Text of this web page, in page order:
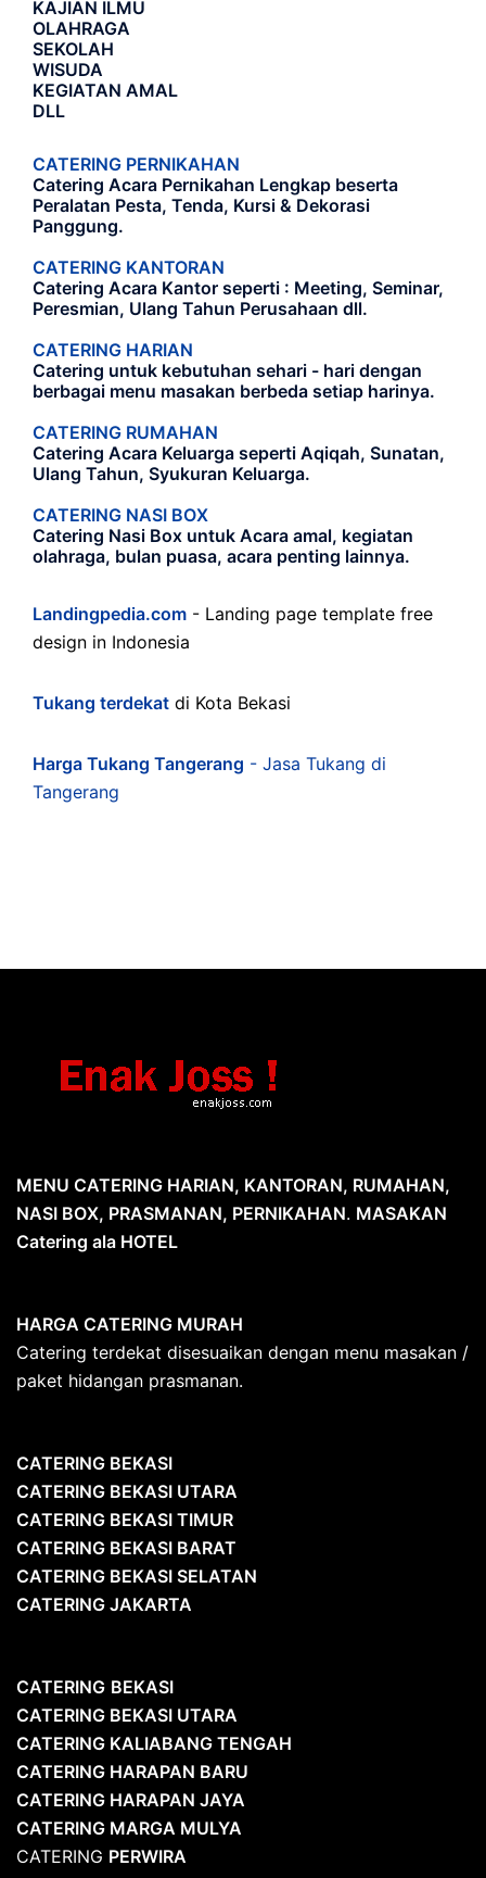
KAJIAN ILMU
OLAHRAGA
SEKOLAH
WISUDA
KEGIATAN AMAL
DLL
CATERING PERNIKAHAN
Catering Acara Pernikahan Lengkap beserta
Peralatan Pesta, Tenda, Kursi & Dekorasi
Panggung.
CATERING KANTORAN
Catering Acara Kantor seperti : Meeting, Seminar,
Peresmian, Ulang Tahun Perusahaan dll.
CATERING HARIAN
Catering untuk kebutuhan sehari - hari dengan
berbagai menu masakan berbeda setiap harinya.
CATERING RUMAHAN
Catering Acara Keluarga seperti Aqiqah, Sunatan,
Ulang Tahun, Syukuran Keluarga.
CATERING NASI BOX
Catering Nasi Box untuk Acara amal, kegiatan
olahraga, bulan puasa, acara penting lainnya.
Landingpedia.com - Landing page template free
design in Indonesia
Tukang terdekat di Kota Bekasi
Harga Tukang Tangerang - Jasa Tukang di
Tangerang
MENU CATERING HARIAN, KANTORAN, RUMAHAN,
NASI BOX, PRASMANAN, PERNIKAHAN. MASAKAN
Catering ala HOTEL
HARGA CATERING MURAH
Catering terdekat disesuaikan dengan menu masakan /
paket hidangan prasmanan.
CATERING BEKASI
CATERING BEKASI UTARA
CATERING BEKASI TIMUR
CATERING BEKASI BARAT
CATERING BEKASI SELATAN
CATERING JAKARTA
CATERING BEKASI
CATERING BEKASI UTARA
CATERING KALIABANG TENGAH
CATERING HARAPAN BARU
CATERING HARAPAN JAYA
CATERING MARGA MULYA
CATERING PERWIRA